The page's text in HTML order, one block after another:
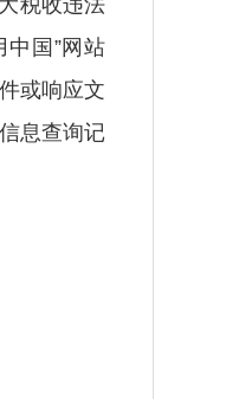
税收违法
国”网站
或响应文
息查询记